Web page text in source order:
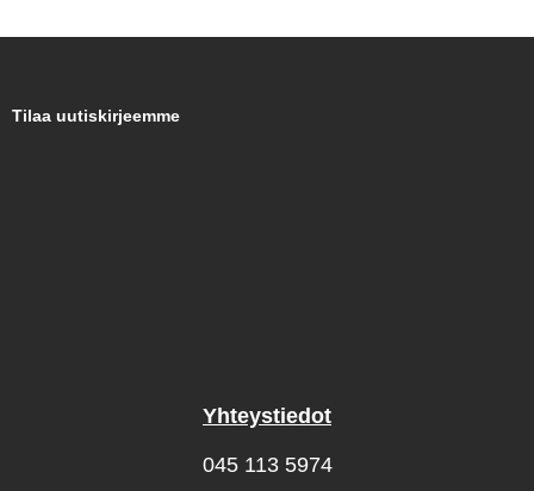
Tilaa uutiskirjeemme
Yhteystiedot
045 113 5974